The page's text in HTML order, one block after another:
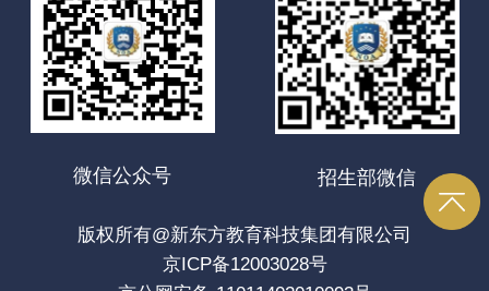
微信公众号 招生部微信
版权所有@新东方教育科技集团有限公司
京ICP备12003028号